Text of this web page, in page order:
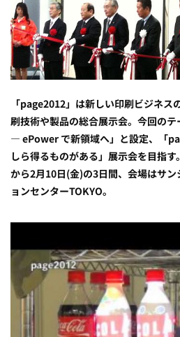
「page2012」は新しい印刷ビジネス
刷技術や製品の総合展示会。今回の
― ePower で新領域へ」と設定、「
しら得るものがある」展示会を目指
から2月10日(金)の3日間、会場はサ
ョンセンターTOKYO。